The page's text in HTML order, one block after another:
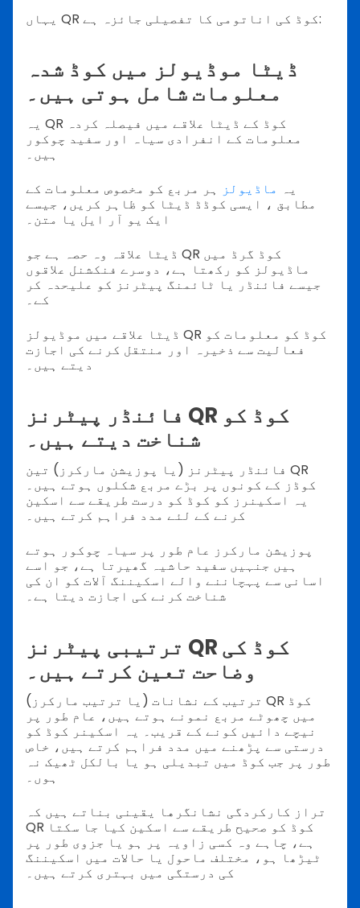
یہاں QR کوڈ کی اناتومی کا تفصیلی جائزہ ہے:
ڈیٹا موڈیولز میں کوڈ شدہ
معلومات شامل ہوتی ہیں۔
یہ QR کوڈ کے ڈیٹا علاقے میں فیصلہ کردہ
معلومات کے انفرادی سیاہ اور سفید چوکور
ہیں۔
یہ ماڈیولز ہر مربع کو مخصوص معلومات کے
مطابق ، ایسی کوڈڈ ڈیٹا کو ظاہر کریں، جیسے
ایک یو آر ایل یا متن۔
ڈیٹا علاقہ وہ حصہ ہے جو QR کوڈ گرڈ میں
ماڈیولز کو رکھتا ہے، دوسرے فنکشنل علاقوں
جیسے فائنڈر یا ٹائمنگ پیٹرنز کو علیحدہ کر
کے۔
ڈیٹا علاقے میں موڈیولز QR کوڈ کو معلومات کو
فعالیت سے ذخیرہ اور منتقل کرنے کی اجازت
دیتے ہیں۔
فائنڈر پیٹرنز QR کوڈ کو
شناخت دیتے ہیں۔
فائنڈر پیٹرنز (یا پوزیشن مارکرز) تین QR
کوڈز کے کونوں پر بڑے مربع شکلوں ہوتے ہیں۔
یہ اسکینرز کو کوڈ کو درست طریقے سے اسکین
کرنے کے لئے مدد فراہم کرتے ہیں۔
پوزیشن مارکرز عام طور پر سیاہ چوکور ہوتے
ہیں جنہیں سفید حاشیہ گھیرتا ہے، جو اسے
اسانی سے پہچاننے والے اسکیننگ آلات کو ان کی
شناخت کرنے کی اجازت دیتا ہے۔
ترتیبی پیٹرنز QR کوڈ کی
وضاحت تعین کرتے ہیں۔
ترتیب کے نشانات (یا ترتیب مارکرز) QR کوڈ
میں چھوٹے مربع نمونے ہوتے ہیں، عام طور پر
نیچے دائیں کونے کے قریب۔ یہ اسکینر کوڈ کو
درستی سے پڑھنے میں مدد فراہم کرتے ہیں، خاص
طور پر جب کوڈ میں تبدیلی ہو یا بالکل ٹھیک نہ
ہوں۔
تراز کارکردگی نشانگرها یقینی بناتے ہیں کہ
QR کوڈ کو صحیح طریقے سے اسکین کیا جا سکتا
ہے، چاہے وہ کسی زاویہ پر ہو یا جزوی طور پر
ٹیڑھا ہو، مختلف ماحول یا حالات میں اسکیننگ
کی درستگی میں بہتری کرتے ہیں۔